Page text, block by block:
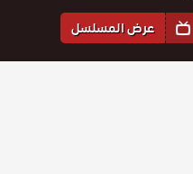
عرض المسلسل